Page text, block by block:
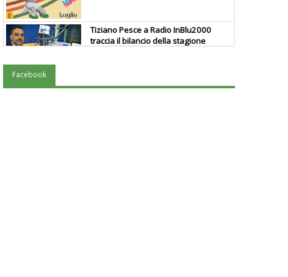
Tiziano Pesce a Radio InBlu2000
traccia il bilancio della stagione
Facebook